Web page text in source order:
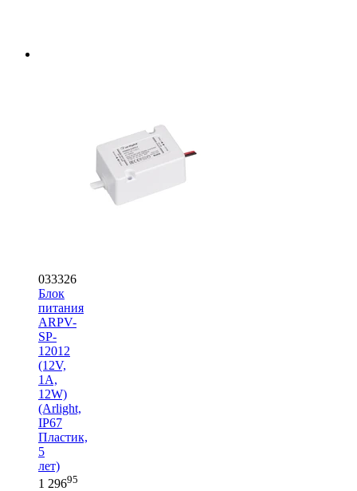
033326
Блок
питания
ARPV-
SP-
12012
(12V,
1A,
12W)
(Arlight,
IP67
Пластик,
5
лет)
1 29695